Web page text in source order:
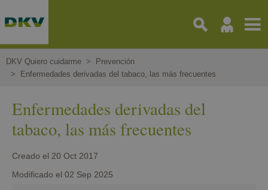
al
principal
DKV Quiero cuidarme
Prevención
Enfermedades derivadas del tabaco, las más frecuentes
Enfermedades derivadas del
tabaco, las más frecuentes
Creado el 20 Oct 2017
Modificado el 02 Sep 2025